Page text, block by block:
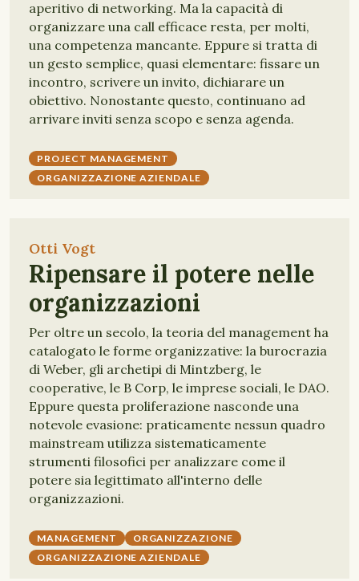
aperitivo di networking. Ma la capacità di
organizzare una call efficace resta, per molti,
una competenza mancante. Eppure si tratta di
un gesto semplice, quasi elementare: fissare un
incontro, scrivere un invito, dichiarare un
obiettivo. Nonostante questo, continuano ad
arrivare inviti senza scopo e senza agenda.
PROJECT MANAGEMENT
ORGANIZZAZIONE AZIENDALE
Otti Vogt
Ripensare il potere nelle
organizzazioni
Per oltre un secolo, la teoria del management ha
catalogato le forme organizzative: la burocrazia
di Weber, gli archetipi di Mintzberg, le
cooperative, le B Corp, le imprese sociali, le DAO.
Eppure questa proliferazione nasconde una
notevole evasione: praticamente nessun quadro
mainstream utilizza sistematicamente
strumenti filosofici per analizzare come il
potere sia legittimato all'interno delle
organizzazioni.
MANAGEMENT
ORGANIZZAZIONE
ORGANIZZAZIONE AZIENDALE